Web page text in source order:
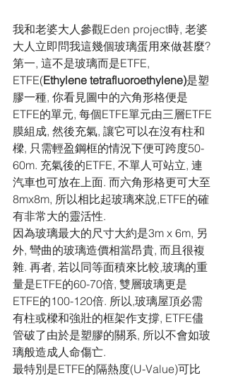
我和老婆大人參觀Eden project時, 老婆
大人立即問我這幾個玻璃蛋用來做甚麼?
第一, 這不是玻璃而是ETFE,
ETFE(Ethylene tetrafluoroethylene)是塑
膠一種, 你看見圖中的六角形格便是
ETFE的單元, 每個ETFE單元由三層ETFE
膜組成, 然後充氣, 讓它可以在沒有柱和
樑, 只需輕盈鋼框的情況下便可跨度50-
60m. 充氣後的ETFE, 不單人可站立, 連
汽車也可放在上面. 而六角形格更可大至
8mx8m, 所以相比起玻璃來說,ETFE的確
有非常大的靈活性.
因為玻璃最大的尺寸大約是3m x 6m, 另
外, 彎曲的玻璃造價相當昂貴, 而且很複
雜. 再者, 若以同等面積來比較,玻璃的重
量是ETFE的60-70倍, 雙層玻璃更是
ETFE的100-120倍. 所以,玻璃屋頂必需
有柱或樑和強壯的框架作支撐, ETFE儘
管破了由於是塑膠的關系, 所以不會如玻
璃般造成人命傷亡.
最特別是ETFE的隔熱度(U-Value)可比